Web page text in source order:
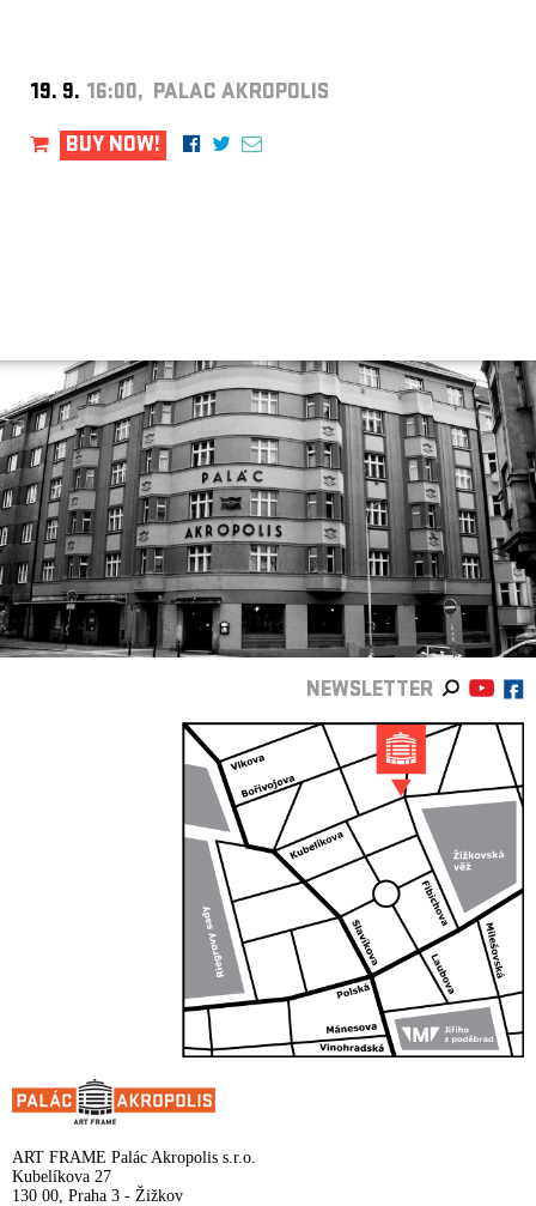
19. 9. 16:00, PALAC AKROPOLIS
BUY NOW!
NEWSLETTER
ART FRAME Palác Akropolis s.r.o.
Kubelíkova 27
130 00, Praha 3 - Žižkov